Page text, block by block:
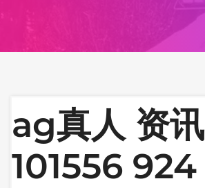
ag真人 资讯
101556 924